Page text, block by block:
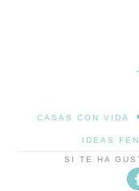
CASAS CON VIDA
IDEAS
SI TE HA